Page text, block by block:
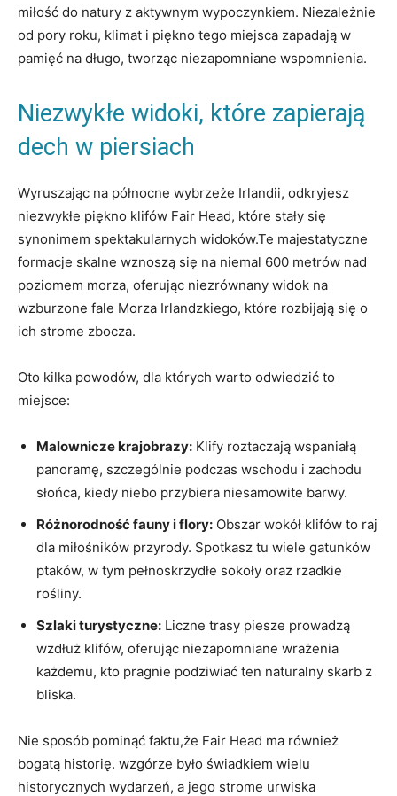
miłość do natury z aktywnym wypoczynkiem. Niezależnie
od pory roku, klimat i piękno tego miejsca zapadają w
pamięć na długo, tworząc niezapomniane wspomnienia.
Niezwykłe widoki, które zapierają
dech w piersiach
Wyruszając na północne wybrzeże Irlandii, odkryjesz
niezwykłe piękno klifów Fair Head, które stały się
synonimem spektakularnych widoków.Te majestatyczne
formacje skalne wznoszą się na niemal 600 metrów nad
poziomem morza, oferując niezrównany widok na
wzburzone fale Morza Irlandzkiego, które rozbijają się o
ich strome zbocza.
Oto kilka powodów, dla których warto odwiedzić to
miejsce:
Malownicze krajobrazy: Klify roztaczają wspaniałą
panoramę, szczególnie podczas wschodu i zachodu
słońca, kiedy niebo przybiera niesamowite barwy.
Różnorodność fauny i flory: Obszar wokół klifów to raj
dla miłośników przyrody. Spotkasz tu wiele gatunków
ptaków, w tym pełnoskrzydłe sokoły oraz rzadkie
rośliny.
Szlaki turystyczne: Liczne trasy piesze prowadzą
wzdłuż klifów, oferując niezapomniane wrażenia
każdemu, kto pragnie podziwiać ten naturalny skarb z
bliska.
Nie sposób pominąć faktu,że Fair Head ma również
bogatą historię. wzgórze było świadkiem wielu
historycznych wydarzeń, a jego strome urwiska